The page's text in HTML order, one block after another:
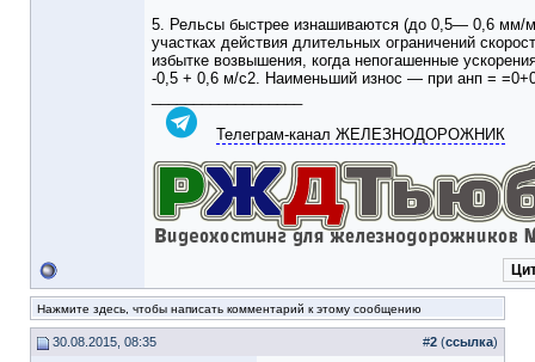
5. Рельсы быстрее изнашиваются (до 0,5— 0,6 мм/
участках действия длительных ограничений
избытке возвышения, когда непогашенные
-0,5 + 0,6 м/с2. Наименьший износ — при анп =
Телеграм-канал ЖЕЛЕЗНОДОРОЖНИК
Нажмите здесь, чтобы написать комментарий к этому сообщению
30.08.2015, 08:35 #2 (ссылка)